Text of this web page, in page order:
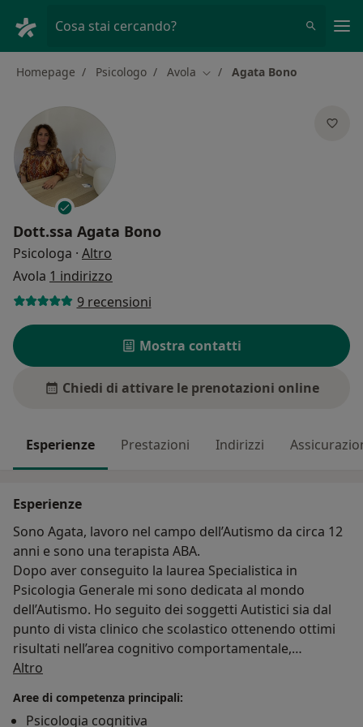
Cosa stai cercando?
Homepage Psicologo Avola Cambia città
Agata Bono
Dott.ssa Agata Bono
Psicologa · Altro
Avola 1 indirizzo
9 recensioni
Mostra contatti
Chiedi di attivare le prenotazioni online
Esperienze Prestazioni Indirizzi
Esperienze
Sono Agata, lavoro nel campo dell’Autismo da circa 12
anni e sono una terapista ABA.
Dopo aver conseguito la laurea Specialistica in
Psicologia Generale mi sono dedicata al mondo
dell’Autismo. Ho seguito dei soggetti Autistici sia dal
punto di vista clinico che scolastico ottenendo ottimi
risultati nell’area cognitivo comportamentale,
acquisendo così un ottimo bagaglio di esperienza.
disturbi del comportamento, consulenza, supporto e
Altro
Aree di competenza principali:
Psicologia cognitiva